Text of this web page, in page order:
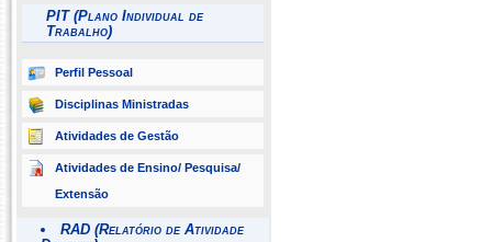
PIT (Plano Individual de
Trabalho)
Perfil Pessoal
Disciplinas Ministradas
Atividades de Gestão
Atividades de Ensino/ Pesquisa/
Extensão
RAD (Relatório de Atividade